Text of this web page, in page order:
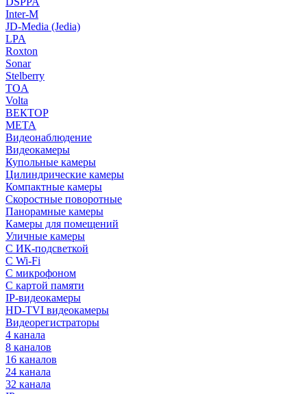
Inter-M
JD-Media (Jedia)
LPA
Roxton
Sonar
Stelberry
TOA
Volta
ВЕКТОР
МЕТА
Видеонаблюдение
Видеокамеры
Купольные камеры
Цилиндрические камеры
Компактные камеры
Скоростные поворотные
Панорамные камеры
Камеры для помещений
Уличные камеры
С ИК-подсветкой
С Wi-Fi
С микрофоном
С картой памяти
IP-видеокамеры
HD-TVI видеокамеры
Видеорегистраторы
4 канала
8 каналов
16 каналов
24 канала
32 канала